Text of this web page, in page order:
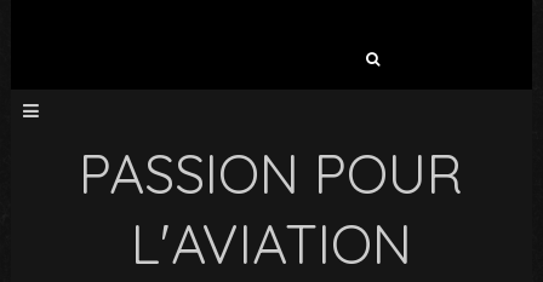
PASSION POUR
L'AVIATION